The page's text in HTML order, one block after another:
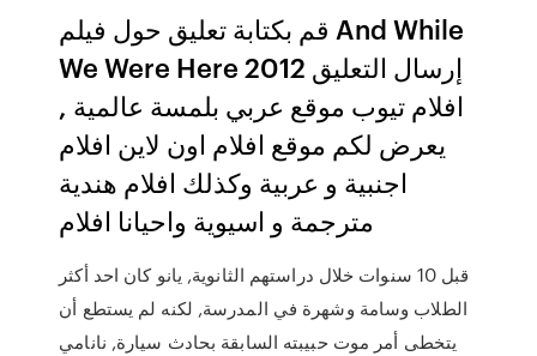
قم بكتابة تعليق حول فيلم And While
We Were Here 2012 إرسال التعليق
افلام تيوب موقع عربي بلمسة عالمية ,
يعرض لكم موقع افلام اون لاين افلام
اجنبية و عربية وكذلك افلام هندية
مترجمة و اسيوية واحيانا افلام
قبل 10 سنوات خلال دراستهم الثانوية, يانو كان احد أكثر
الطلاب وسامة وشهرة في المدرسة, لكنه لم يستطع أن
يتخطى أمر موت حبيبته السابقة بحادث سيارة, نانامي